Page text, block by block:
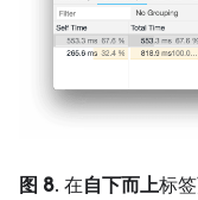
图 8. 在自下而上标